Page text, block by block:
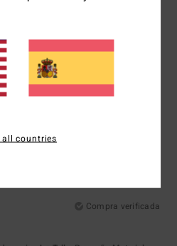
compro en Roxie.
precio : 4/5 Talla
4/5
Compra verificada
all countries